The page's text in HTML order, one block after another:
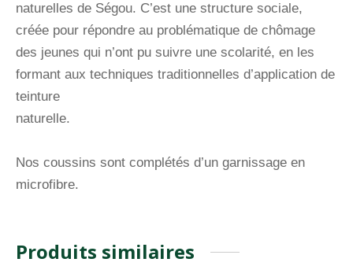
naturelles de Ségou. C’est une structure sociale,
créée pour répondre au problématique de chômage
des jeunes qui n’ont pu suivre une scolarité, en les
formant aux techniques traditionnelles d’application de
teinture
naturelle.
Nos coussins sont complétés d’un garnissage en
microfibre.
Produits similaires